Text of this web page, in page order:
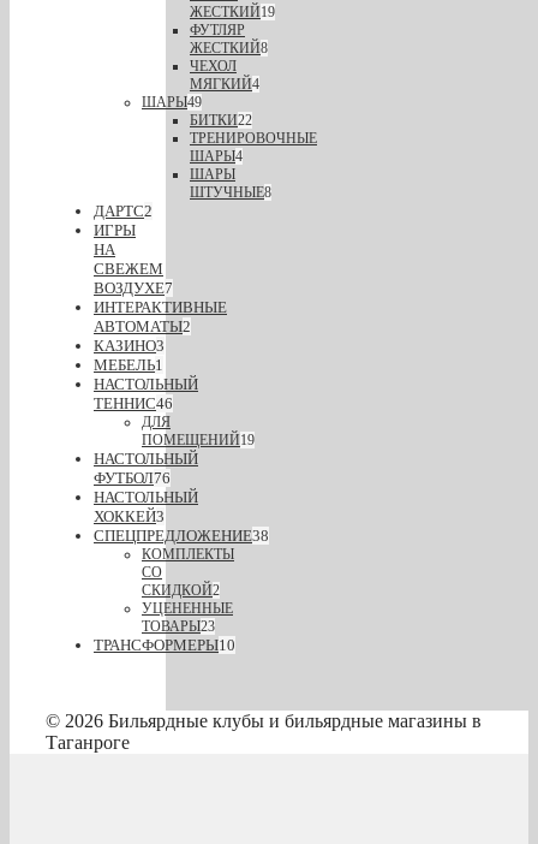
ЖЕСТКИЙ19
ФУТЛЯР
ЖЕСТКИЙ8
ЧЕХОЛ
МЯГКИЙ4
ШАРЫ49
БИТКИ22
ТРЕНИРОВОЧНЫЕ
ШАРЫ4
ШАРЫ
ШТУЧНЫЕ8
ДАРТС2
ИГРЫ
НА
СВЕЖЕМ
ВОЗДУХЕ7
ИНТЕРАКТИВНЫЕ
АВТОМАТЫ2
КАЗИНО3
МЕБЕЛЬ1
НАСТОЛЬНЫЙ
ТЕННИС46
ДЛЯ
ПОМЕЩЕНИЙ19
НАСТОЛЬНЫЙ
ФУТБОЛ76
НАСТОЛЬНЫЙ
ХОККЕЙ3
СПЕЦПРЕДЛОЖЕНИЕ38
КОМПЛЕКТЫ
СО
СКИДКОЙ2
УЦЕНЕННЫЕ
ТОВАРЫ23
ТРАНСФОРМЕРЫ10
© 2026 Бильярдные клубы и бильярдные магазины в
Таганроге